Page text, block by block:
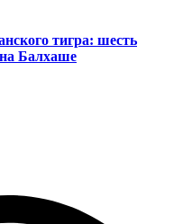
тигра: шесть
Балхаше